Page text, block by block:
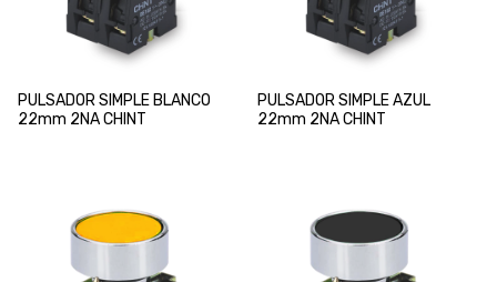
PULSADOR SIMPLE BLANCO
22mm 2NA CHINT
PULSADOR SIMPLE AZUL
22mm 2NA CHINT